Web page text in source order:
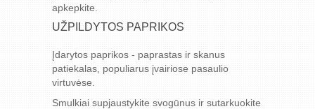
apkepkite.
UŽPILDYTOS PAPRIKOS
Įdarytos paprikos - paprastas ir skanus
patiekalas, populiarus įvairiose pasaulio
virtuvėse.
Smulkiai supjaustykite svogūnus ir sutarkuokite